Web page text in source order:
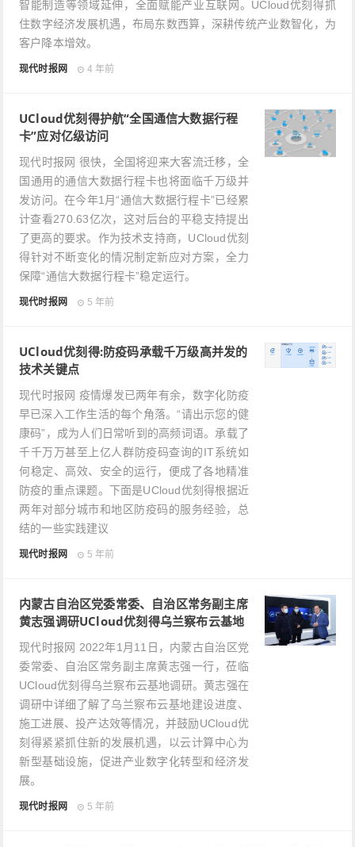
智能制造等领域延伸，全面赋能产业互联网。UCloud优刻得抓
住数字经济发展机遇，布局东数西算，深耕传统产业数智化，为
客户降本增效。
现代时报网 4 年前
UCloud优刻得护航“全国通信大数据行程
卡”应对亿级访问
现代时报网 很快，全国将迎来大客流迁移，全
国通用的通信大数据行程卡也将面临千万级并
发访问。在今年1月“通信大数据行程卡”已经累
计查看270.63亿次，这对后台的平稳支持提出
了更高的要求。作为技术支持商，UCloud优刻
得针对不断变化的情况制定新应对方案，全力
保障“通信大数据行程卡”稳定运行。
现代时报网 5 年前
UCloud优刻得:防疫码承载千万级高并发的
技术关键点
现代时报网 疫情爆发已两年有余，数字化防疫
早已深入工作生活的每个角落。“请出示您的健
康码”，成为人们日常听到的高频词语。承载了
千千万万甚至上亿人群防疫码查询的IT系统如
何稳定、高效、安全的运行，便成了各地精准
防疫的重点课题。下面是UCloud优刻得根据近
两年对部分城市和地区防疫码的服务经验，总
结的一些实践建议
现代时报网 5 年前
内蒙古自治区党委常委、自治区常务副主席
黄志强调研UCloud优刻得乌兰察布云基地
现代时报网 2022年1月11日，内蒙古自治区党
委常委、自治区常务副主席黄志强一行，莅临
UCloud优刻得乌兰察布云基地调研。黄志强在
调研中详细了解了乌兰察布云基地建设进度、
施工进展、投产达效等情况，并鼓励UCloud优
刻得紧紧抓住新的发展机遇，以云计算中心为
新型基础设施，促进产业数字化转型和经济发
展。
现代时报网 5 年前